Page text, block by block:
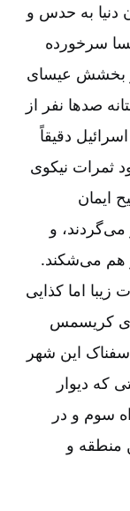
دنیا به حدس و
سرخورده
و بخشش عیسای
صدها نفر از
دقیقاً
ثمرات نیکوی
ایمان
می‌گردند، و
هم می‌شکند.
زیبا اما کذایی
کریسمس
این شهر
که دیوار
سوم و در
منطقه و